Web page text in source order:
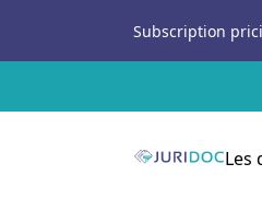
Subscription
Les